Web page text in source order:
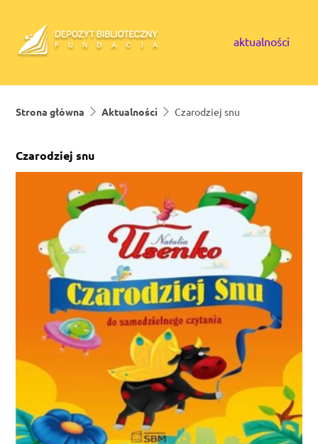
aktualności
Strona główna Aktualności Czarodziej snu
Czarodziej snu